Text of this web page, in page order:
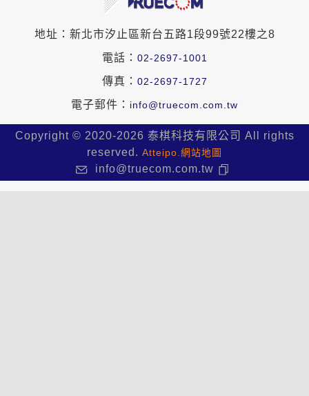
地址：新北市汐止區新台五路1段99號22樓之8
電話： 02-2697-1001
傳真： 02-2697-1727
電子郵件： info@truecom.com.tw
Copyright © 2020-2026 泰棋科技有限公司 All rights
reserved. Atteipo. 網站地圖
info@truecom.com.tw